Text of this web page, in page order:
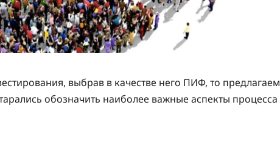
выбрав в качестве него ПИФ, то предлагаем
обозначить наиболее важные аспекты процесса